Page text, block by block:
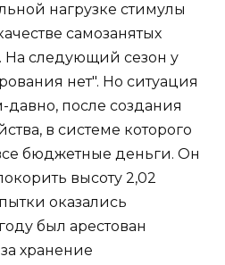
нагрузке стимулы
самозанятых
На следующий сезон у
нет". Но ситуация
после создания
в системе которого
бюджетные деньги. Он
высоту 2,02
оказались
был арестован
хранение